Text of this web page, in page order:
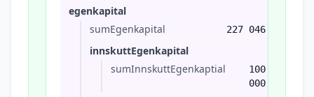
egenkapital
sumEgenkapital
227 046
innskuttEgenkapital
sumInnskuttEgenkaptial
100
000